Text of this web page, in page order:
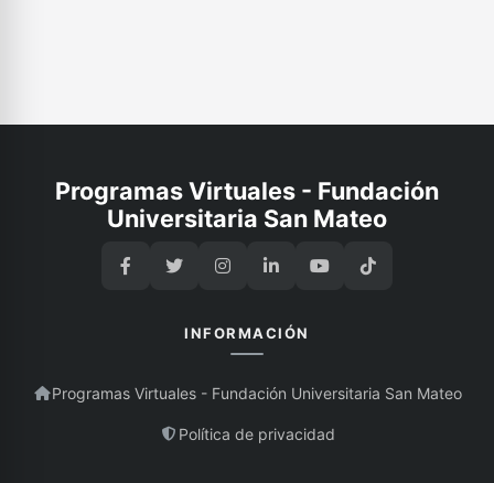
Programas Virtuales - Fundación
Universitaria San Mateo
INFORMACIÓN
Programas Virtuales - Fundación Universitaria San Mateo
Política de privacidad